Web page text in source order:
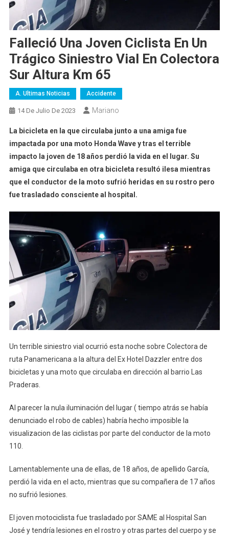
Falleció Una Joven Ciclista En Un
Trágico Siniestro Vial En Colectora
Sur Altura Km 65
A. Ultimas Noticias Accidente
14 De Julio De 2023 Mariano
La bicicleta en la que circulaba junto a una amiga fue
impactada por una moto Honda Wave y tras el terrible
impacto la joven de 18 años perdió la vida en el lugar. Su
amiga que circulaba en otra bicicleta resultó ilesa mientras
que el conductor de la moto sufrió heridas en su rostro pero
fue trasladado consciente al hospital.
Un terrible siniestro vial ocurrió esta noche sobre Colectora de
ruta Panamericana a la altura del Ex Hotel Dazzler entre dos
bicicletas y una moto que circulaba en dirección al barrio Las
Praderas.
Al parecer la nula iluminación del lugar ( tiempo atrás se había
denunciado el robo de cables) habría hecho imposible la
visualizacion de las ciclistas por parte del conductor de la moto
110.
Lamentablemente una de ellas, de 18 años, de apellido García,
perdió la vida en el acto, mientras que su compañera de 17 años
no sufrió lesiones.
El joven motociclista fue trasladado por SAME al Hospital San
José y tendría lesiones en el rostro y otras partes del cuerpo y se